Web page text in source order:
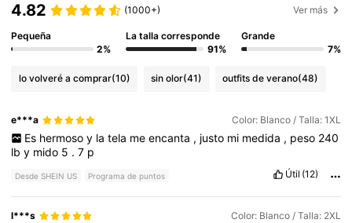
4.82 (1000+) Ver más
Pequeña
2%
La talla corresponde
91%
Grande
7%
lo volveré a comprar(10) sin olor(41) outfits de verano(48)
e***a Color: Blanco / Talla: 1XL
Es hermoso y la tela me encanta , justo mi medida , peso 240
lby mido 5 .7 p
Desde SHEIN US Programa de puntos Útil (12)
l***s Color: Blanco / Talla: 2XL